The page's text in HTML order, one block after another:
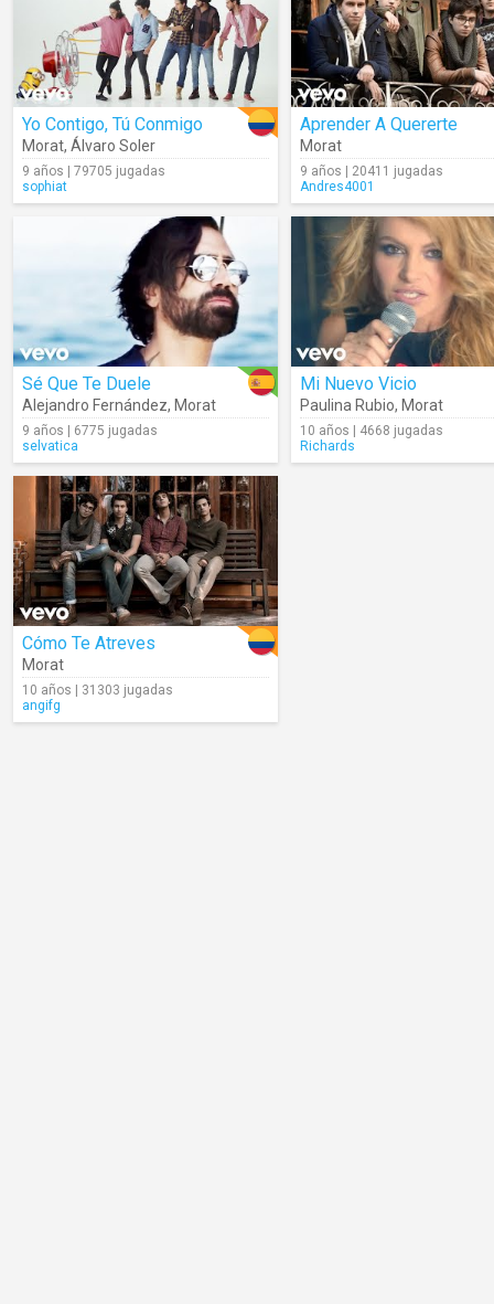
Yo Contigo, Tú Conmigo
Morat, Álvaro Soler
9 años | 79705 jugadas
sophiat
Aprender A Quererte
Morat
9 años | 20411 jugadas
Andres4001
Sé Que Te Duele
Alejandro Fernández, Morat
9 años | 6775 jugadas
selvatica
Mi Nuevo Vicio
Paulina Rubio, Morat
10 años | 4668 jugadas
Richards
Cómo Te Atreves
Morat
10 años | 31303 jugadas
angifg